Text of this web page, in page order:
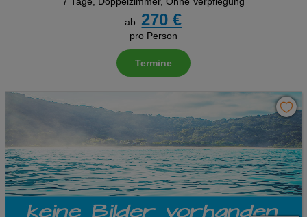
ab
270 €
pro Person
Termine